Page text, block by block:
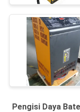
Pengisi Daya